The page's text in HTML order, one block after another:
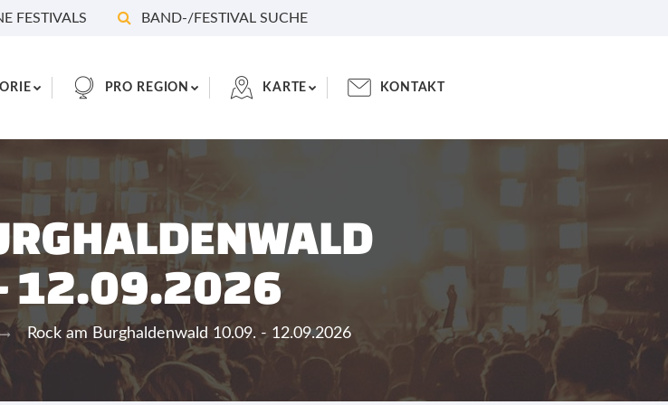
FESTIVALS BAND-/FESTIVAL SUCHE
PRO REGION KARTE KONTAKT
12.09.2026
Rock am Burghaldenwald 10.09. - 12.09.2026